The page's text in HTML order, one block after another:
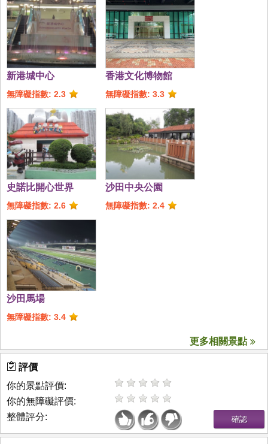
新港城中心
無障礙指數: 2.3
香港文化博物館
無障礙指數: 3.3
史諾比開心世界
無障礙指數: 2.6
沙田中央公園
無障礙指數: 2.4
沙田馬場
無障礙指數: 3.4
更多相關景點
評價
你的景點評價:
你的無障礙評價:
整體評分: